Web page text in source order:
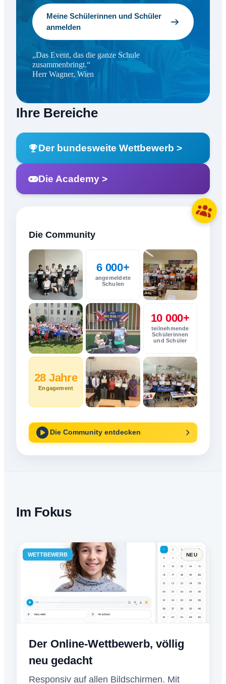
Meine Schülerinnen und Schüler
anmelden
„Das Event, das die ganze Schule
zusammenbringt.“
Herr Wagner, Wien
Ihre Bereiche
Der bundesweite Wettbewerb >
Die Academy >
Die Community
6 000+
angemeldete
Schulen
10 000+
teilnehmende
Schülerinnen
und Schüler
28 Jahre
Engagement
Die Community entdecken
Im Fokus
WETTBEWERB NEU
Der Online-Wettbewerb, völlig
neu gedacht
Responsiv auf allen Bildschirmen. Mit